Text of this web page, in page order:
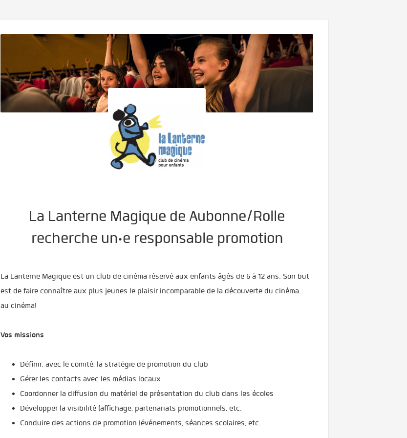
La Lanterne Magique de Aubonne/Rolle
recherche un·e responsable promotion
La Lanterne Magique est un club de cinéma réservé aux enfants âgés de 6 à 12 ans. Son but
est de faire connaître aux plus jeunes le plaisir incomparable de la découverte du cinéma…
au cinéma!
Vos missions
Définir, avec le comité, la stratégie de promotion du club
Gérer les contacts avec les médias locaux
Coordonner la diffusion du matériel de présentation du club dans les écoles
Développer la visibilité (affichage, partenariats promotionnels, etc.
Conduire des actions de promotion (événements, séances scolaires, etc.